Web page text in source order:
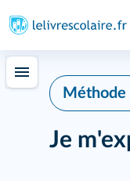
Méthode
Je